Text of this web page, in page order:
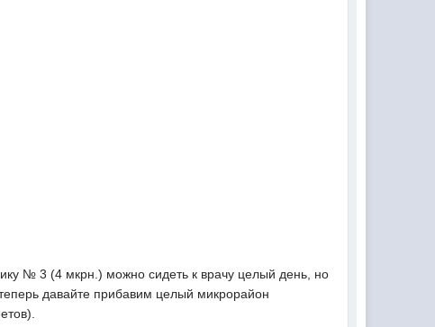
№ 3 (4 мкрн.) можно сидеть к врачу целый день, но
давайте прибавим целый микрорайон